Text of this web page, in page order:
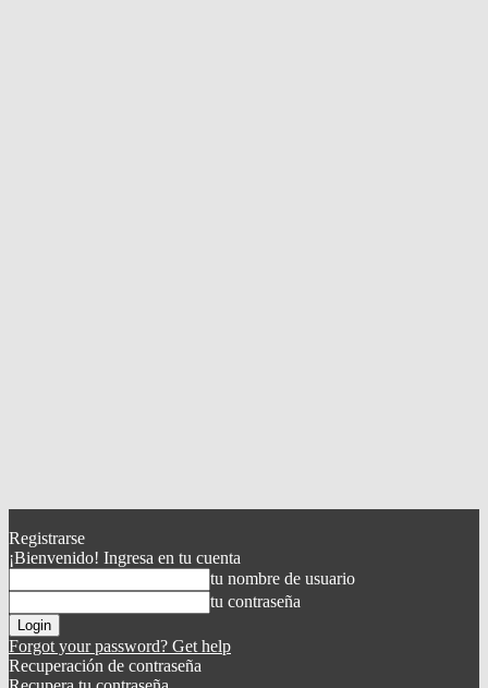
Registrarse
¡Bienvenido! Ingresa en tu cuenta
tu nombre de usuario
tu contraseña
Forgot your password? Get help
Recuperación de contraseña